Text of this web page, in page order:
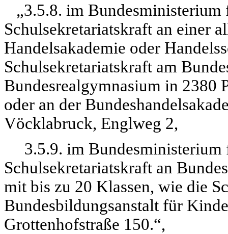
„3.5.8. im
Schulsekretariatskraft an einer
Handelsakademie oder
Schulsekretariatskraft am
Bundesrealgymnasium in 2380
oder an der
Vöcklabruck, Englweg 2,
3.5.9. im Bundesministerium
Schulsekretariatskraft an
mit bis zu 20 Klassen, wie die
Bundesbildungsanstalt für
Grottenhofstraße 150.“,